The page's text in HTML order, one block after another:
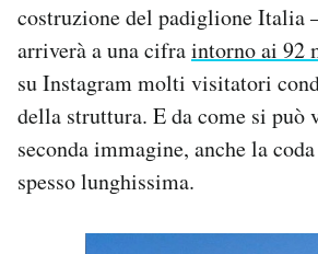
costruzione del padiglione Italia
arriverà a una cifraintorno ai 92
su Instagram molti visitatori
della struttura. E da come si può
seconda immagine, anche la
spesso lunghissima.